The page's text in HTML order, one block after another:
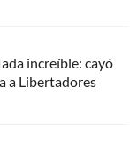
increíble: cayó
a Libertadores